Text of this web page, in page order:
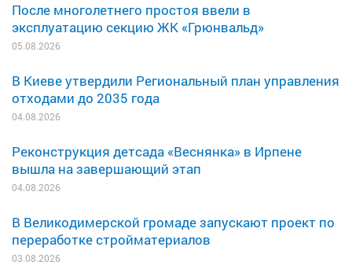
После многолетнего простоя ввели в
эксплуатацию секцию ЖК «Грюнвальд»
05.08.2026
В Киеве утвердили Региональный план управления
отходами до 2035 года
04.08.2026
Реконструкция детсада «Веснянка» в Ирпене
вышла на завершающий этап
04.08.2026
В Великодимерской громаде запускают проект по
переработке стройматериалов
03.08.2026